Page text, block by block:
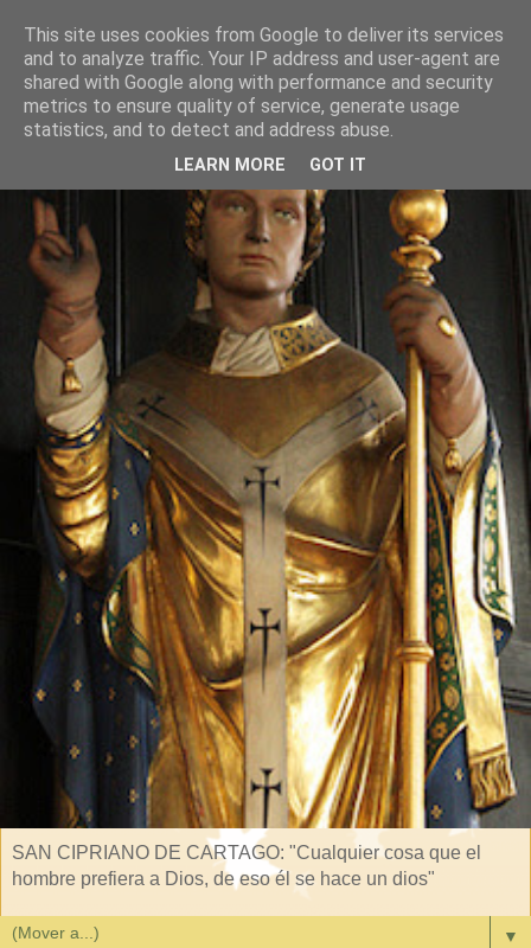
SAN CIPRIANO DE CARTAGO: "Cualquier cosa que el
hombre prefiera a Dios, de eso él se hace un dios"
▼
This site uses cookies from Google to deliver its services
and to analyze traffic. Your IP address and user-agent are
shared with Google along with performance and security
metrics to ensure quality of service, generate usage
statistics, and to detect and address abuse.
LEARN MORE GOT IT